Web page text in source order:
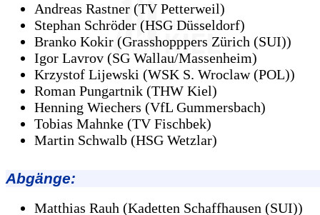
Andreas Rastner (TV Petterweil)
Stephan Schröder (HSG Düsseldorf)
Branko Kokir (Grasshopppers Zürich (SUI))
Igor Lavrov (SG Wallau/Massenheim)
Krzystof Lijewski (WSK S. Wroclaw (POL))
Roman Pungartnik (THW Kiel)
Henning Wiechers (VfL Gummersbach)
Tobias Mahnke (TV Fischbek)
Martin Schwalb (HSG Wetzlar)
Abgänge:
Matthias Rauh (Kadetten Schaffhausen (SUI))